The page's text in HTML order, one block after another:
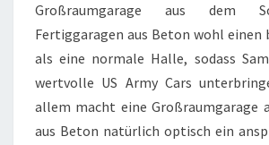
Großraumgarage aus dem
Fertiggaragen aus Beton wohl einen
als eine normale Halle, sodass
wertvolle US Army Cars
allem macht eine Großraumgarage
aus Beton natürlich optisch ein